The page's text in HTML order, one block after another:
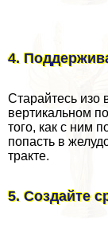
4.
Старайтесь изо
вертикальном
того, как с ним
попасть в
тpaкте.
5. Создайте